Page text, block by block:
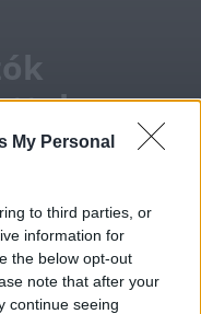
My Personal
to third parties, or
information for
the below opt-out
note that after your
continue seeing